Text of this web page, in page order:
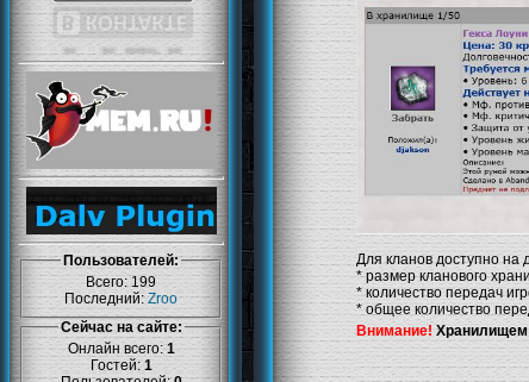
Пользователей:
Всего: 199
Последний:Zroo
Сейчас на сайте:
Онлайн всего:1
Гостей: 1
Для кланов доступно на
* размер кланового
* количество передач
* общее количество
Внимание! Хранилищем